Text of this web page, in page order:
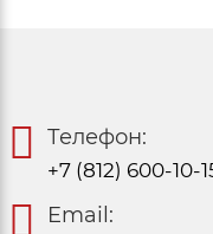
Телефон:
+7 (812) 600-10-
Email: